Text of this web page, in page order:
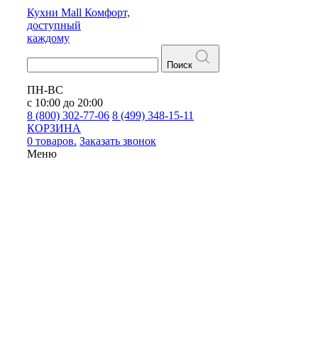
Кухни Mall Комфорт,
доступный
каждому
Поиск
ПН-ВС
с 10:00 до 20:00
8 (800) 302-77-06 8 (499) 348-15-11
КОРЗИНА
0 товаров. Заказать звонок
Меню